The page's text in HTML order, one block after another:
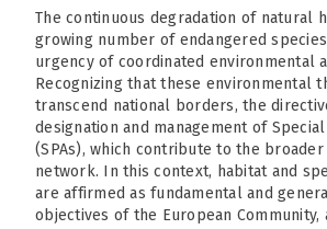
The continuous degradation of natural
growing number of endangered
urgency of coordinated environmental
Recognizing that these environmental
transcend national borders, the
designation and management of
(SPAs), which contribute to the broader
network. In this context, habitat and
are affirmed as fundamental and
objectives of the European Community,